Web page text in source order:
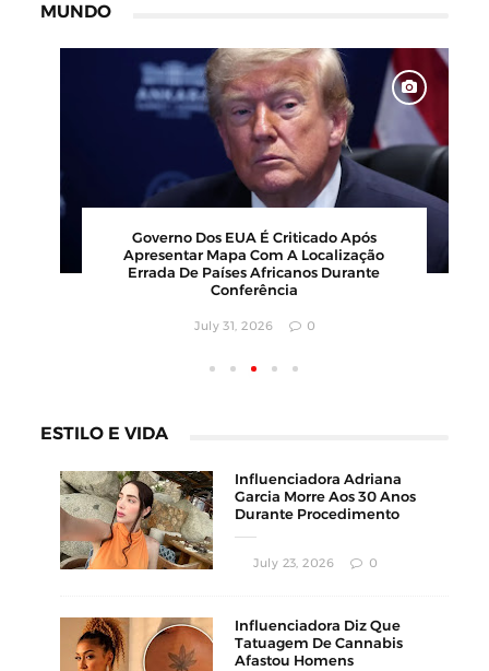
MUNDO
Barbearia Nudista Viraliza Ao Atrair
Clientes Com Conceito Inusitado E
Faturamento Milionário
ESTILO E VIDA
Influenciadora Adriana
Garcia Morre Aos 30 Anos
Durante Procedimento
July 23, 2026 0
Influenciadora Diz Que
Tatuagem De Cannabis
Afastou Homens